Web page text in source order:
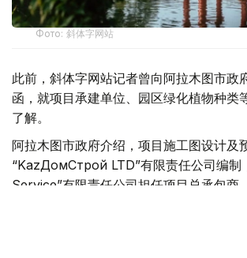
Фото: 斜体字网站
此前，斜体字网站记者曾向阿拉木图市政
函，就项目承建单位、园区绿化植物种类
了解。
阿拉木图市政府介绍，项目施工图设计及
“KazДомСтрой LTD”有限责任公司编制
Service”有限责任公司担任项目总承包商